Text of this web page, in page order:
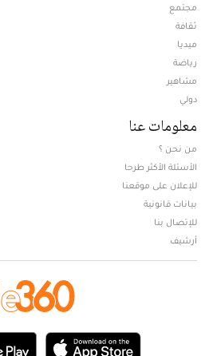
مجتمع
ثقافة
ميديا
رياضة
مشاهير
دولي
معلومات عنا
من نحن ؟
الأسئلة الأكثر طرحا
للإعلان على موقعنا
بيانات قانونية
للإتصال بنا
أرشيف